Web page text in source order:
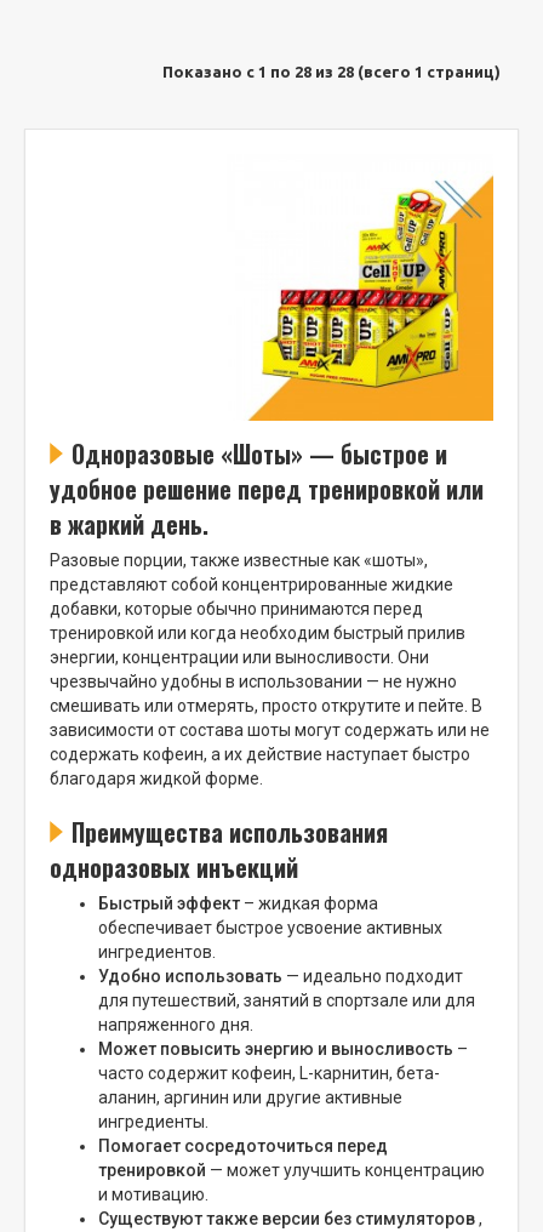
Показано с 1 по 28 из 28 (всего 1 страниц)
Одноразовые «Шоты» — быстрое и
удобное решение перед тренировкой или
в жаркий день.
Разовые порции, также известные как «шоты»,
представляют собой концентрированные жидкие
добавки, которые обычно принимаются перед
тренировкой или когда необходим быстрый прилив
энергии, концентрации или выносливости. Они
чрезвычайно удобны в использовании — не нужно
смешивать или отмерять, просто открутите и пейте. В
зависимости от состава шоты могут содержать или не
содержать кофеин, а их действие наступает быстро
благодаря жидкой форме.
Преимущества использования
одноразовых инъекций
Быстрый эффект – жидкая форма
обеспечивает быстрое усвоение активных
ингредиентов.
Удобно использовать — идеально подходит
для путешествий, занятий в спортзале или для
напряженного дня.
Может повысить энергию и выносливость –
часто содержит кофеин, L-карнитин, бета-
аланин, аргинин или другие активные
ингредиенты.
Помогает сосредоточиться перед
тренировкой — может улучшить концентрацию
и мотивацию.
Существуют также версии без стимуляторов,